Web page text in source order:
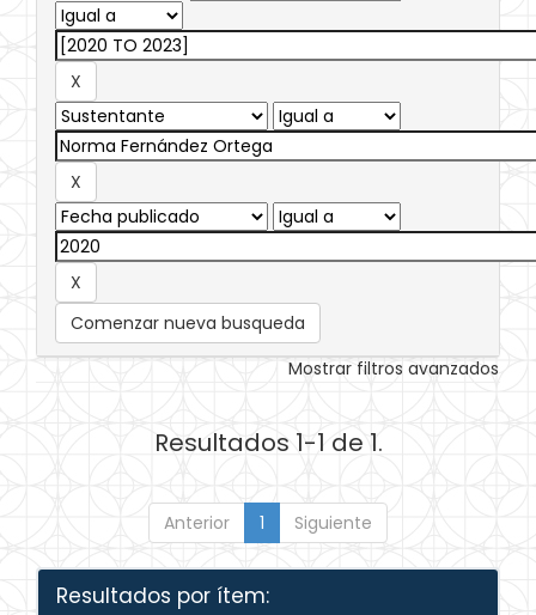
Comenzar nueva busqueda
Mostrar filtros avanzados
Resultados 1-1 de 1.
Anterior 1 Siguiente
Resultados por ítem: